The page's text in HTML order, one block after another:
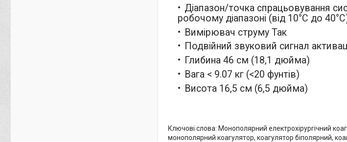
Діапазон/точка спрацьовування
робочому діапазоні (від 10°C до
Вимірювач струму Так
Подвійний звуковий сигнал
Глибина 46 см (18,1 дюйма)
Вага < 9.07 кг (<20 фунтів)
Висота 16,5 см (6,5 дюйма)
Ключові слова: Монополярний електрохірургічний
монополярний коагулятор, коагулятор біполярний,